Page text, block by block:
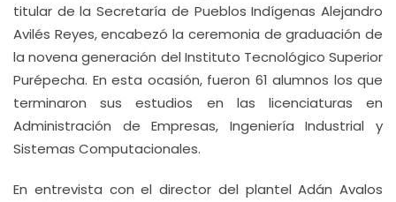
titular de la Secretaría de Pueblos Indígenas Alejandro
Avilés Reyes, encabezó la ceremonia de graduación de
la novena generación del Instituto Tecnológico Superior
Purépecha. En esta ocasión, fueron 61 alumnos los que
terminaron sus estudios en las licenciaturas en
Administración de Empresas, Ingeniería Industrial y
Sistemas Computacionales.
En entrevista con el director del plantel Adán Avalos